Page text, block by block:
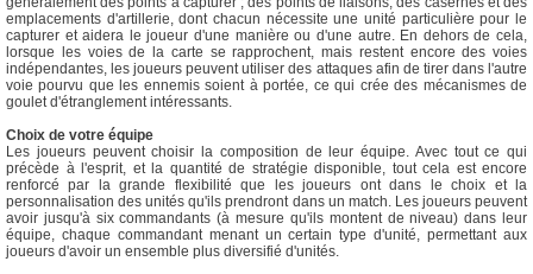
emplacements d'artillerie, dont chacun nécessite une unité particulière pour le
capturer et aidera le joueur d'une manière ou d'une autre. En dehors de cela,
lorsque les voies de la carte se rapprochent, mais restent encore des voies
indépendantes, les joueurs peuvent utiliser des attaques afin de tirer dans l'autre
voie pourvu que les ennemis soient à portée, ce qui crée des mécanismes de
goulet d'étranglement intéressants.
Choix de votre équipe
Les joueurs peuvent choisir la composition de leur équipe. Avec tout ce qui
précède à l'esprit, et la quantité de stratégie disponible, tout cela est encore
renforcé par la grande flexibilité que les joueurs ont dans le choix et la
personnalisation des unités qu'ils prendront dans un match. Les joueurs peuvent
avoir jusqu'à six commandants (à mesure qu'ils montent de niveau) dans leur
équipe, chaque commandant menant un certain type d'unité, permettant aux
joueurs d'avoir un ensemble plus diversifié d'unités.